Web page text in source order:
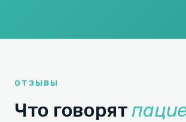
ОТЗЫВЫ
Что говорят